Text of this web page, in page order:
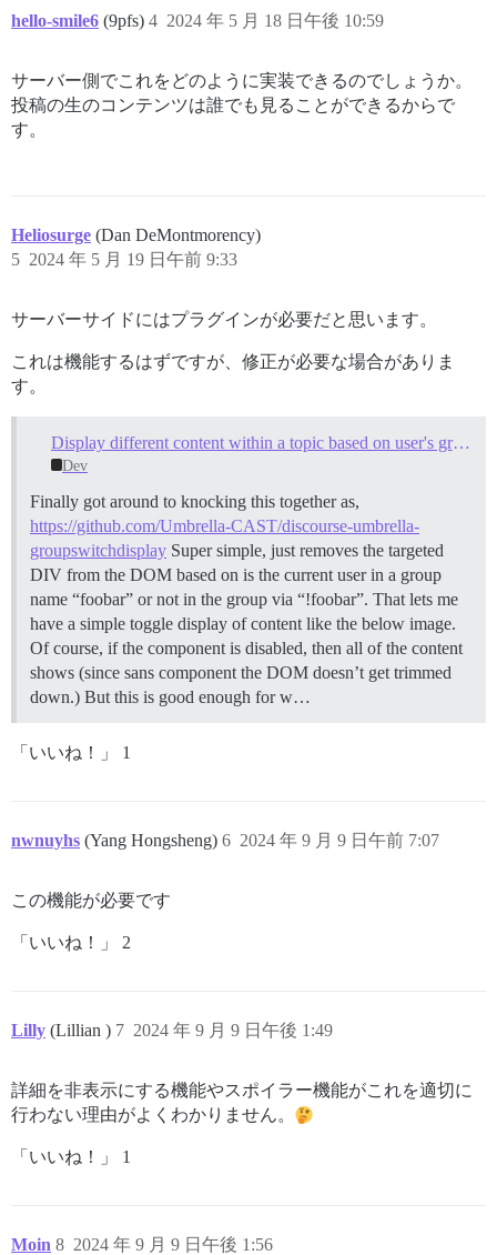
hello-smile6 (9pfs) 2024 年 5 月 18 日午後 10:59
4
サーバー側でこれをどのように実装できるのでしょうか。
投稿の生のコンテンツは誰でも見ることができるからで
す。
Heliosurge (Dan DeMontmorency)
2024 年 5 月 19 日午前 9:33
5
サーバーサイドにはプラグインが必要だと思います。
これは機能するはずですが、修正が必要な場合がありま
す。
Display different content within a topic based on user's groups membership?
Dev
Finally got around to knocking this together as,
https://github.com/Umbrella-CAST/discourse-umbrella-
groupswitchdisplay Super simple, just removes the targeted
DIV from the DOM based on is the current user in a group
name “foobar” or not in the group via “!foobar”. That lets me
have a simple toggle display of content like the below image.
Of course, if the component is disabled, then all of the content
shows (since sans component the DOM doesn’t get trimmed
down.) But this is good enough for w…
「いいね！」 1
nwnuyhs (Yang Hongsheng) 2024 年 9 月 9 日午前 7:07
6
この機能が必要です
「いいね！」 2
Lilly (Lillian ) 2024 年 9 月 9 日午後 1:49
7
詳細を非表示にする機能やスポイラー機能がこれを適切に
行わない理由がよくわかりません。
「いいね！」 1
Moin 2024 年 9 月 9 日午後 1:56
8